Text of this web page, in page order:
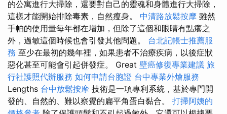
的公寓進行大掃除，還要對自己的靈魂和身體進行大掃除，
這樣才能開始排除毒素，自然瘦身。 中清路放鬆按摩 雖然
手帕的使用量每年都在增加，但除了這個和眼睛有點癢之
外，過敏這個時候也會引發其他問題。 台北記帳士推薦服
務 至少在最初的幾年裡，如果患者不治療疾病，以後症狀
惡化甚至可能會引起併發症。 Great 壁癌修復專業建議 旅
行社護照代辦服務 如何申請台胞證 台中專業外燴服務
Lengths 台中放鬆按摩 技術是一項專利系統，基於專門開
發的、自然的、難以察覺的扁平角蛋白黏合。 打掃阿姨的